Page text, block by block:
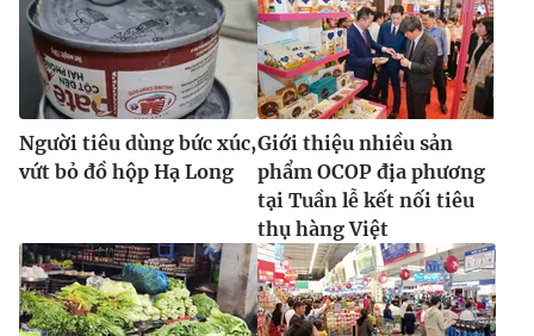
Ðiện thoại Thời báo VTV:024.66 897 897
Email:toasoan@vtv.vn
Liên hệ quảng cáo:
024-7300.7108
Người tiêu dùng bức xúc,
vứt bỏ đồ hộp Hạ Long
Giới thiệu nhiều sản
phẩm OCOP địa phương
tại Tuần lễ kết nối tiêu
thụ hàng Việt